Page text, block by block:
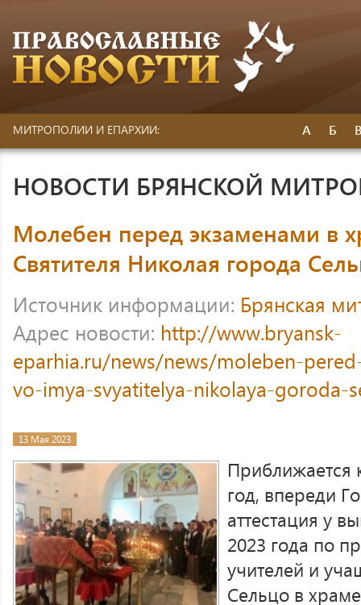
МИТРОПОЛИИ И ЕПАРХИИ: А Б
НОВОСТИ БРЯНСКОЙ
Молебен перед экзаменами в
Святителя Николая города
Источник информации: Брянская
Адрес новости: http://www.bryansk-
eparhia.ru/news/news/moleben-
vo-imya-svyatitelya-nikolaya-goroda-
13 Мая 2023
год, впереди
аттестация у
2023 года по
учителей и
Сельцо в